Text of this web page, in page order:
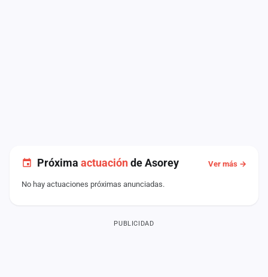
Próxima actuaciónde Asorey Ver más →
No hay actuaciones próximas anunciadas.
PUBLICIDAD